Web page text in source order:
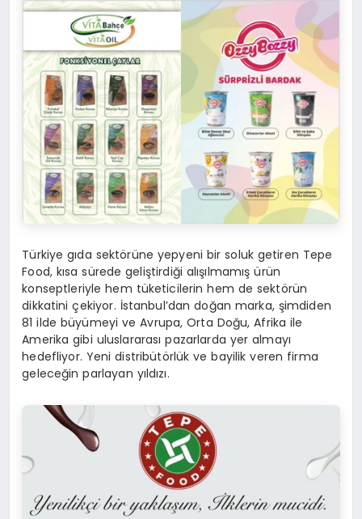
Türkiye gıda sektörüne yepyeni bir soluk getiren Tepe
Food, kısa sürede geliştirdiği alışılmamış ürün
konseptleriyle hem tüketicilerin hem de sektörün
dikkatini çekiyor. İstanbul’dan doğan marka, şimdiden
81 ilde büyümeyi ve Avrupa, Orta Doğu, Afrika ile
Amerika gibi uluslararası pazarlarda yer almayı
hedefliyor. Yeni distribütörlük ve bayilik veren firma
geleceğin parlayan yıldızı.